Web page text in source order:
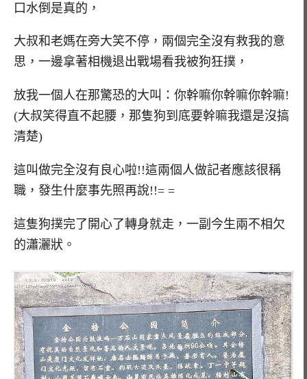
口水倒是真的，
大叔和老媽在旁大笑不停，兩個完全沒有救我的意
思，一邊拿著相機退出戰場看我被狗狂撲，
放我一個人在那驚恐的大叫：你幹嘛你幹嘛你幹嘛!
(大叔笑得直不起腰，那隻狗到底要幹嘛我還是沒搞
清楚)
這叫做完全沒有良心啦!!這兩個人做記者應該很稱
職，發生什麼事先照再說!!= =
這隻狗撲完了開心了轉身就走，一副今生兩不相欠
的瀟灑狀。